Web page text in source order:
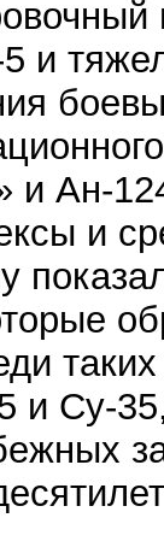
и
Ан-
и
и Су-